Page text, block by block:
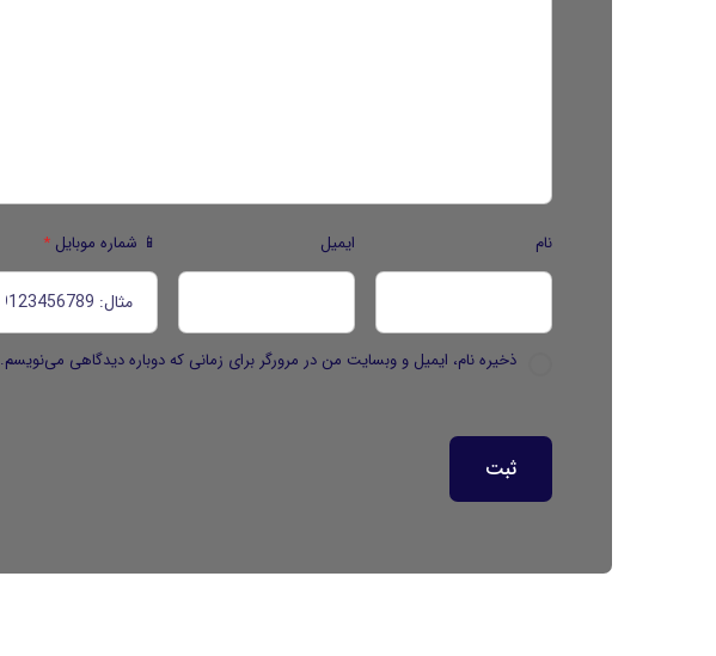
نام ایمیل 📱 شماره موبایل *
ذخیره نام، ایمیل و وبسایت من در مرورگر برای زمانی که دوباره دیدگاهی می‌نویسم.